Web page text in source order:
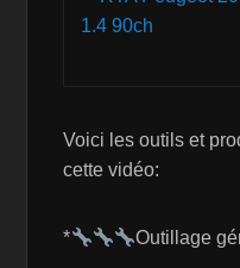
Voici les outils et
cette vidéo:
* Outillage